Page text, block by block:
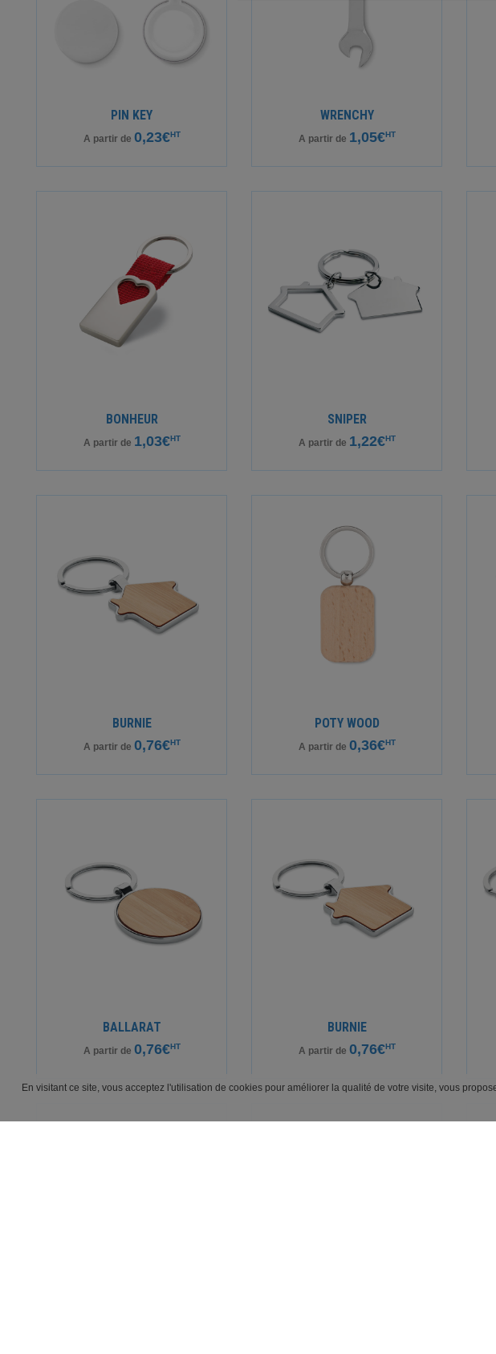
PIN KEY
A partir de 0,23€HT
WRENCHY
A partir de 1,05€HT
BONHEUR
A partir de 1,03€HT
SNIPER
A partir de 1,22€HT
BURNIE
A partir de 0,76€HT
POTY WOOD
A partir de 0,36€HT
BALLARAT
A partir de 0,76€HT
BURNIE
A partir de 0,76€HT
En visitant ce site, vous acceptez l'utilisation de cookies pour améliorer la qualité de votre visite, vous